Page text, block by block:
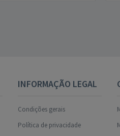
INFORMAÇÃO LEGAL
Condições gerais
Política de privacidade